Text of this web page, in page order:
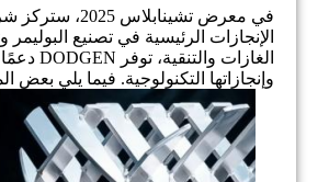
الإنجازات الرئيسية في تصنيع
وإنجازاتها التكنولوجية. فيما يلي بعض